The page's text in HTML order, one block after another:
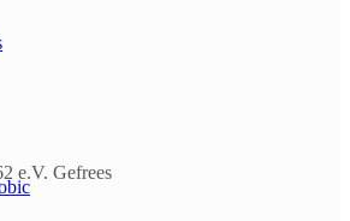
e.V. Gefrees